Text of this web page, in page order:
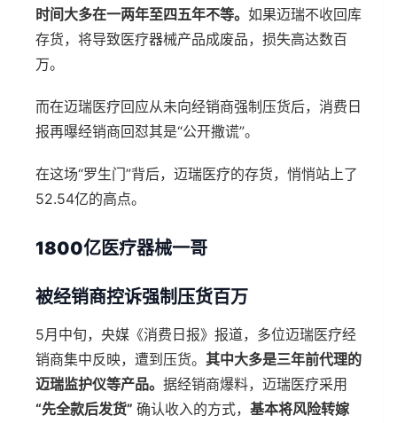
时间大多在一两年至四五年不等。 如果迈瑞不收回库
存货，将导致医疗器械产品成废品，损失高达数百
万。
而在迈瑞医疗回应从未向经销商强制压货后，消费日
报再曝经销商回怼其是“公开撒谎”。
在这场“罗生门”背后，迈瑞医疗的存货，悄悄站上了
52.54亿的高点。
1800亿医疗器械一哥
被经销商控诉强制压货百万
5月中旬，央媒《消费日报》报道，多位迈瑞医疗经
销商集中反映，遭到压货。 其中大多是三年前代理的
迈瑞监护仪等产品。 据经销商爆料，迈瑞医疗采用
“先全款后发货” 确认收入的方式， 基本将风险转嫁